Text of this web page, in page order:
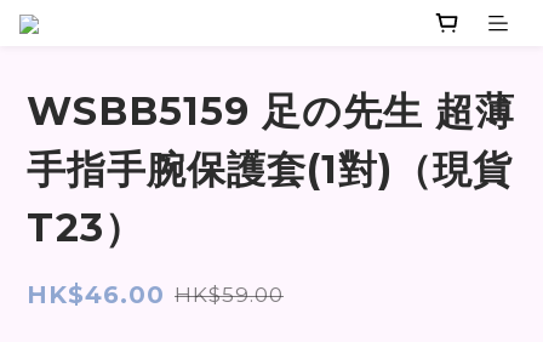
WSBB5159 足の先生 超薄
手指手腕保護套(1對)（現貨
T23）
HK$46.00 HK$59.00